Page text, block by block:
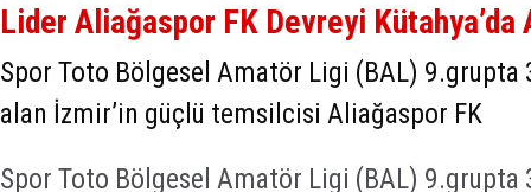
Lider Aliağaspor FK Devreyi Kütahya’da
​Spor Toto Bölgesel Amatör Ligi (BAL) 9.grupta
alan İzmir’in güçlü temsilcisi Aliağaspor FK
Spor Toto Bölgesel Amatör Ligi (BAL) 9.grupta